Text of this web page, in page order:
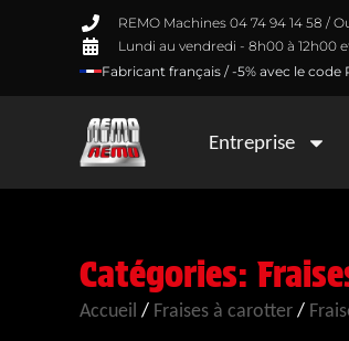
REMO Machines 04 74 94 14 58 /
Lundi au vendredi - 8h00 à 12h00
Fabricant français / -5% avec le code
Entreprise
Catégories:
Accueil / Fraises à carotter/